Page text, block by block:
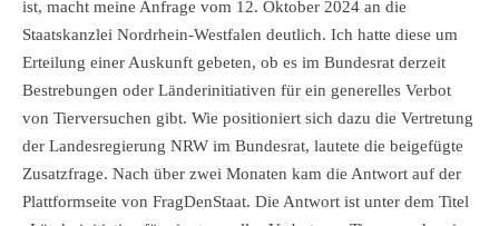
ist, macht meine Anfrage vom 12. Oktober 2024 an die
Staatskanzlei Nordrhein-Westfalen deutlich. Ich hatte diese um
Erteilung einer Auskunft gebeten, ob es im Bundesrat derzeit
Bestrebungen oder Länderinitiativen für ein generelles Verbot
von Tierversuchen gibt. Wie positioniert sich dazu die Vertretung
der Landesregierung NRW im Bundesrat, lautete die beigefügte
Zusatzfrage. Nach über zwei Monaten kam die Antwort auf der
Plattformseite von FragDenStaat. Die Antwort ist unter dem Titel